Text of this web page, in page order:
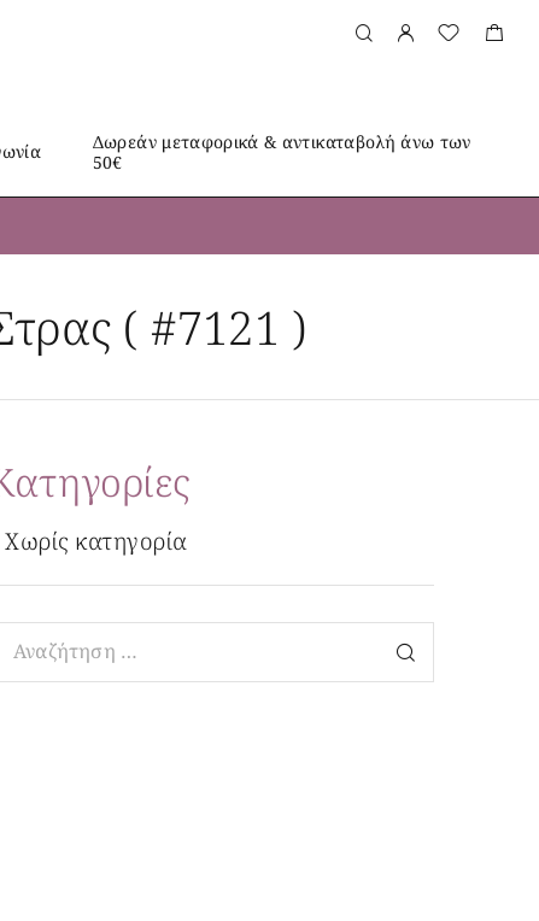
Δωρεάν μεταφορικά & αντικαταβολή άνω των
50€
( #7121 )
Χωρίς κατηγορία